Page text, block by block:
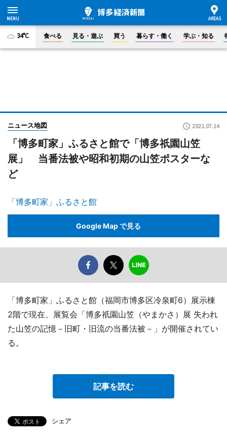
34°C 食べる 見る・遊ぶ 買う 暮らす・働く 学ぶ・知る
ニュース地図 2021.07.14
「博多町家」ふるさと館で「博多祇園山笠
展」 当番法被や昭和初期の山笠ポスターな
ど
「博多町家」ふるさと館
Google Map で見る
「博多町家」ふるさと館（福岡市博多区冷泉町6）展示棟
2階で現在、展覧会「博多祇園山笠（やまかさ）展 失われ
た山笠の記憶－旧町・旧流の当番法被－」が開催されてい
る。
記事を読む
シェア